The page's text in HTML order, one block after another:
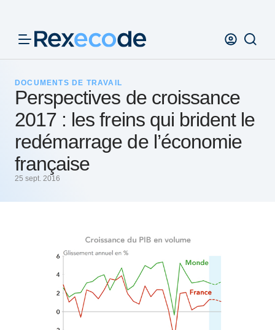
DOCUMENTS DE TRAVAIL
Perspectives de croissance
2017 : les freins qui brident le
redémarrage de l’économie
française
25 sept. 2016